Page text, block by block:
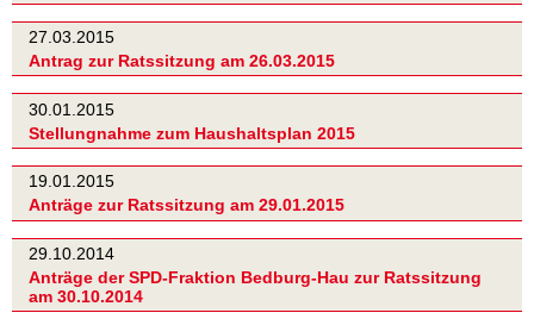
27.03.2015
Antrag zur Ratssitzung am 26.03.2015
30.01.2015
Stellungnahme zum Haushaltsplan 2015
19.01.2015
Anträge zur Ratssitzung am 29.01.2015
29.10.2014
Anträge der SPD-Fraktion Bedburg-Hau zur Ratssitzung
am 30.10.2014